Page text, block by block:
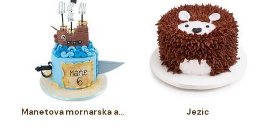
Manetova mornarska avantura Jezic